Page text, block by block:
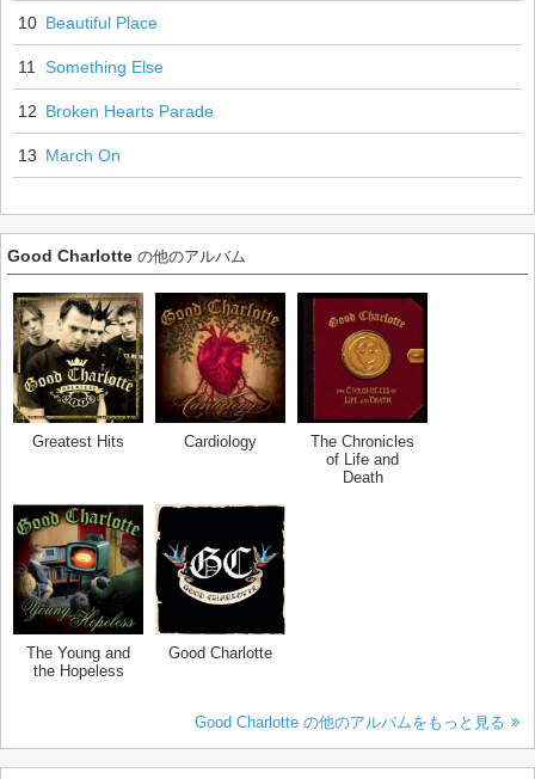
10 Beautiful Place
11 Something Else
12 Broken Hearts Parade
13 March On
Good Charlotte の他のアルバム
Greatest Hits Cardiology
The Chronicles
of Life and
Death
The Young and
the Hopeless
Good Charlotte
Good Charlotte の他のアルバムをもっと見る